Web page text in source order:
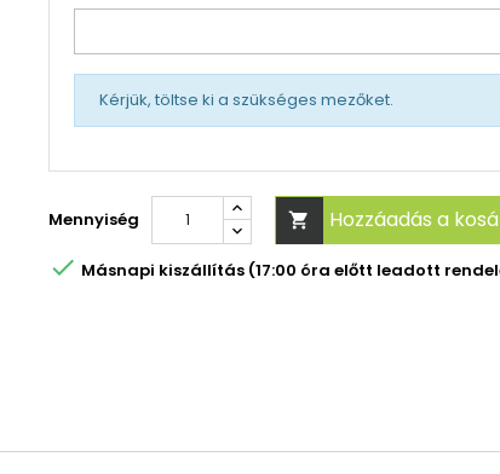
Kérjük, töltse ki a szükséges mezőket.
Mennyiség  Hozzáadás a
 Másnapi kiszállítás (17:00 óra előtt leadott